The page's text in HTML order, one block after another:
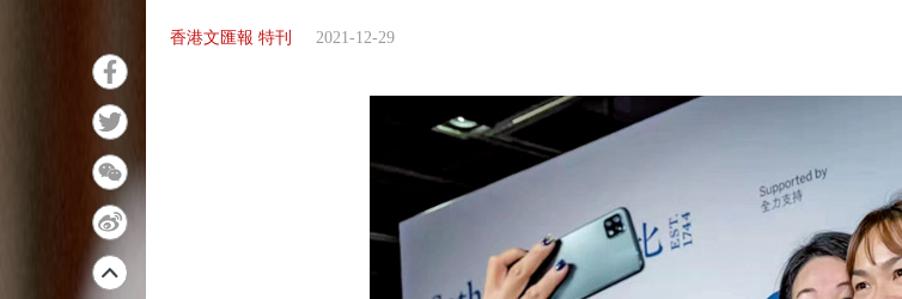
香港文匯報 特刊 2021-12-29